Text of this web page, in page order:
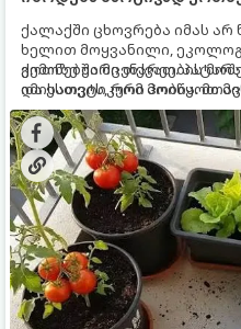
ქალაქში ცხოვრება იმას არ
ხელით მოყვანილი,
გემოზე უარი თქვათ. პატარა
იმისათვის, რომ მოიწყოთ
ყოველდღიურად ახალ,
ბოსტნეულს მოკრეფთ.
ქოთნებში მცენარეების
და ესთეტიკური ჰობია.
კულტურები ეგუებიან
და როგორ მოუაროთ მათ